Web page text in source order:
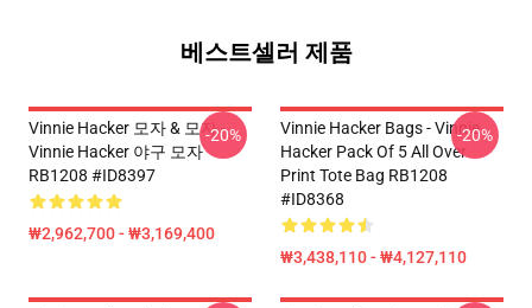
베스트셀러 제품
Vinnie Hacker 모자 & 모자 -
Vinnie Hacker 야구 모자
RB1208 #ID8397
₩2,962,700 - ₩3,169,400
-20%
Vinnie Hacker Bags - Vinnie
Hacker Pack Of 5 All Over
Print Tote Bag RB1208
#ID8368
₩3,438,110 - ₩4,127,110
-20%